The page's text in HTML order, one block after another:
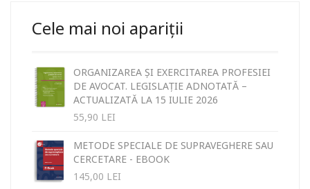
Cele mai noi apariții
ORGANIZAREA ȘI EXERCITAREA PROFESIEI
DE AVOCAT. LEGISLAȚIE ADNOTATĂ –
ACTUALIZATĂ LA 15 IULIE 2026
55,90 LEI
METODE SPECIALE DE SUPRAVEGHERE SAU
CERCETARE - EBOOK
145,00 LEI